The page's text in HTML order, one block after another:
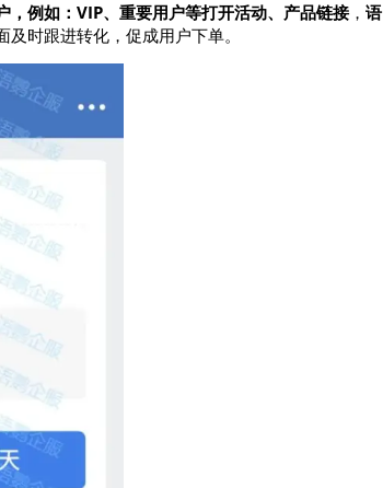
，例如：VIP、重要用户等打开活动、产品链接， 语
时跟进转化，促成用户下单。